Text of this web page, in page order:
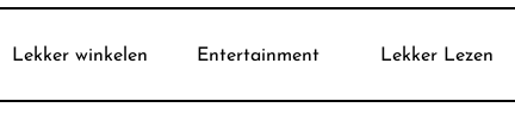
Lekker winkelen Entertainment Lekker Lezen